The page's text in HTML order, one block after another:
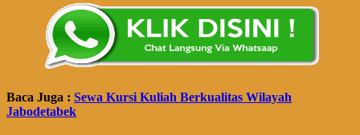
Baca Juga : Sewa Kursi Kuliah Berkualitas Wilayah
Jabodetabek